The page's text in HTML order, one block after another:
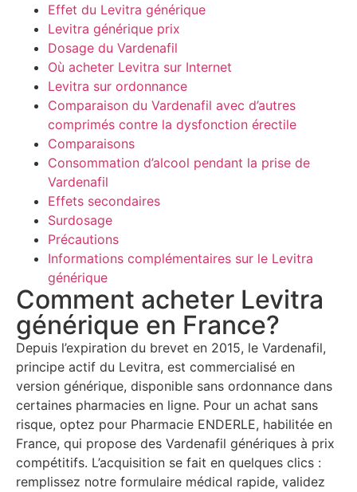
Effet du Levitra générique
Levitra générique prix
Dosage du Vardenafil
Où acheter Levitra sur Internet
Levitra sur ordonnance
Comparaison du Vardenafil avec d’autres
comprimés contre la dysfonction érectile
Comparaisons
Consommation d’alcool pendant la prise de
Vardenafil
Effets secondaires
Surdosage
Précautions
Informations complémentaires sur le Levitra
générique
Comment acheter Levitra
générique en France?
Depuis l’expiration du brevet en 2015, le Vardenafil,
principe actif du Levitra, est commercialisé en
version générique, disponible sans ordonnance dans
certaines pharmacies en ligne. Pour un achat sans
risque, optez pour Pharmacie ENDERLE, habilitée en
France, qui propose des Vardenafil génériques à prix
compétitifs. L’acquisition se fait en quelques clics :
remplissez notre formulaire médical rapide, validez